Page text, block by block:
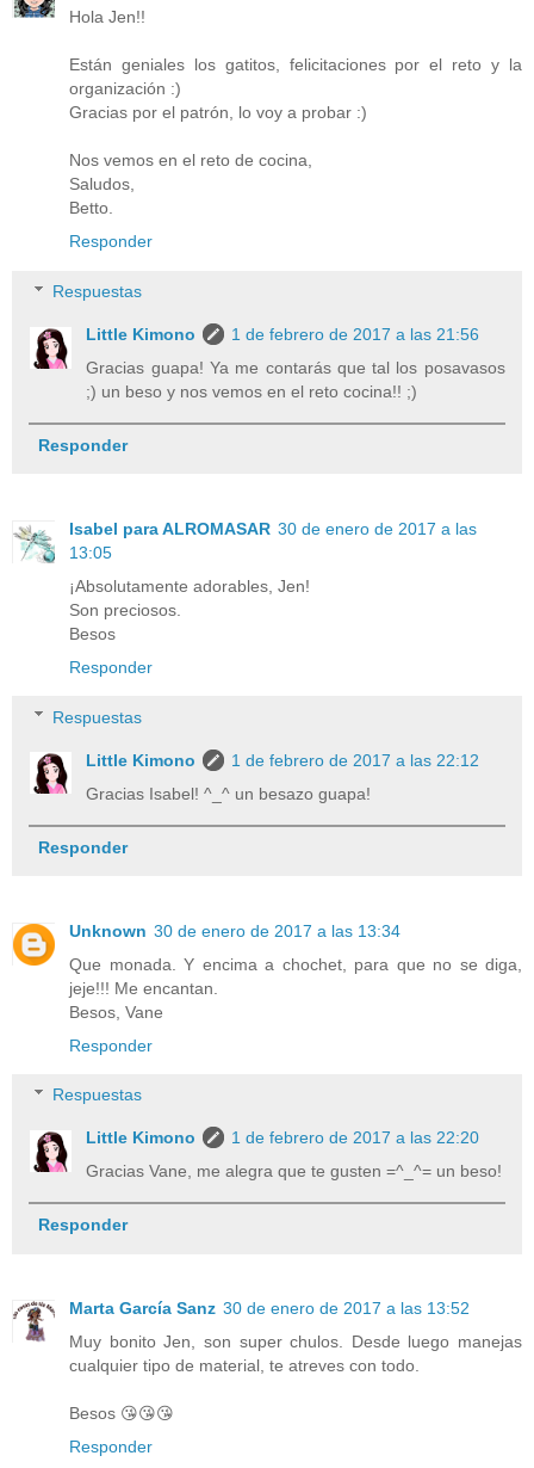
Hola Jen!!
Están geniales los gatitos, felicitaciones por el reto y la
organización :)
Gracias por el patrón, lo voy a probar :)
Nos vemos en el reto de cocina,
Saludos,
Betto.
Responder
Respuestas
Little Kimono
1 de febrero de 2017 a las 21:56
Gracias guapa! Ya me contarás que tal los posavasos
;) un beso y nos vemos en el reto cocina!! ;)
Responder
Isabel para ALROMASAR 30 de enero de 2017 a las
13:05
¡Absolutamente adorables, Jen!
Son preciosos.
Besos
Responder
Respuestas
Little Kimono
1 de febrero de 2017 a las 22:12
Gracias Isabel! ^_^ un besazo guapa!
Responder
Unknown 30 de enero de 2017 a las 13:34
Que monada. Y encima a chochet, para que no se diga,
jeje!!! Me encantan.
Besos, Vane
Responder
Respuestas
Little Kimono
1 de febrero de 2017 a las 22:20
Gracias Vane, me alegra que te gusten =^_^= un beso!
Responder
Marta García Sanz 30 de enero de 2017 a las 13:52
Muy bonito Jen, son super chulos. Desde luego manejas
cualquier tipo de material, te atreves con todo.
Besos 😘😘😘
Responder